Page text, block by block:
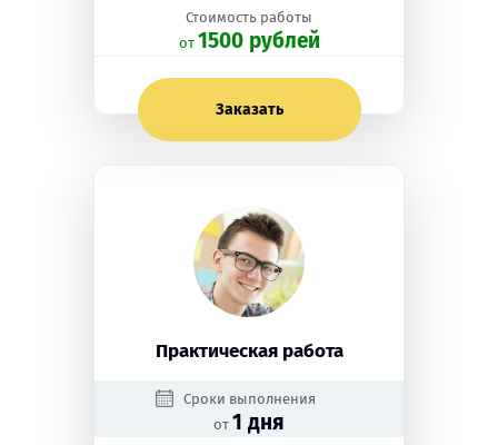
Стоимость работы
oт 1500 рублей
Заказать
Практическая работа
Сроки выполнения
от 1 дня